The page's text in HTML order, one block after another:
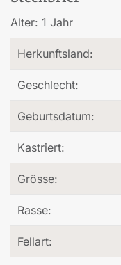
Alter: 1 Jahr
Herkunftsland:
Geschlecht:
Geburtsdatum:
Kastriert:
Grösse:
Rasse:
Fellart: